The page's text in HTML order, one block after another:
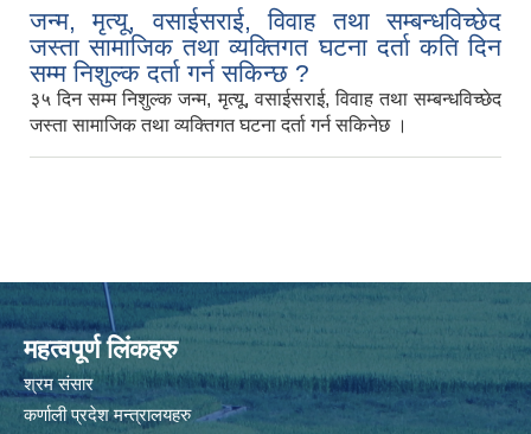
जन्म, मृत्यू, वसाईसराई, विवाह तथा सम्बन्धविच्छेद
जस्ता सामाजिक तथा व्यक्तिगत घटना दर्ता कति दिन
सम्म निशुल्क दर्ता गर्न सकिन्छ ?
३५ दिन सम्म निशुल्क जन्म, मृत्यू, वसाईसराई, विवाह तथा सम्बन्धविच्छेद
जस्ता सामाजिक तथा व्यक्तिगत घटना दर्ता गर्न सकिनेछ ।
महत्वपूर्ण लिंकहरु
श्रम संसार
कर्णाली प्रदेश मन्त्रालयहरु